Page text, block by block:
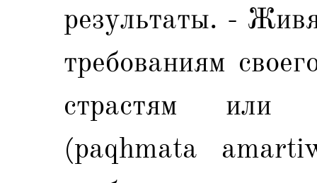
результаты. -
требованиям
страстям или
(paqhmata